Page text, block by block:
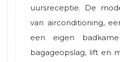
uursreceptie. De
van airconditioning,
een eigen
bagageopslag, lift en